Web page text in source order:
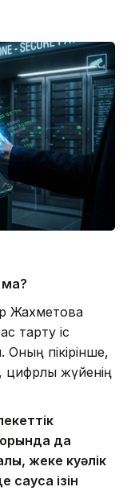
Жахметова
тарту іс
Оның пікірінше,
цифрлық жүйенің
да
жеке куәлік
ізін